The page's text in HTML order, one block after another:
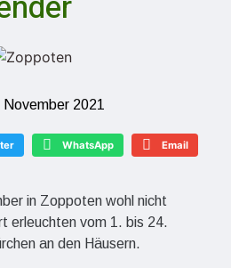
November 2021
WhatsApp Email
in Zoppoten wohl nicht
erleuchten vom 1. bis 24.
an den Häusern.